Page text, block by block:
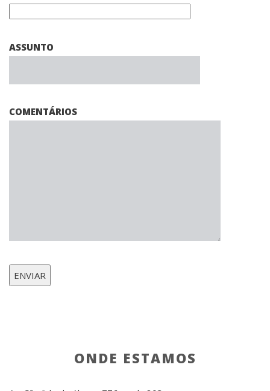
ASSUNTO
COMENTÁRIOS
ONDE ESTAMOS